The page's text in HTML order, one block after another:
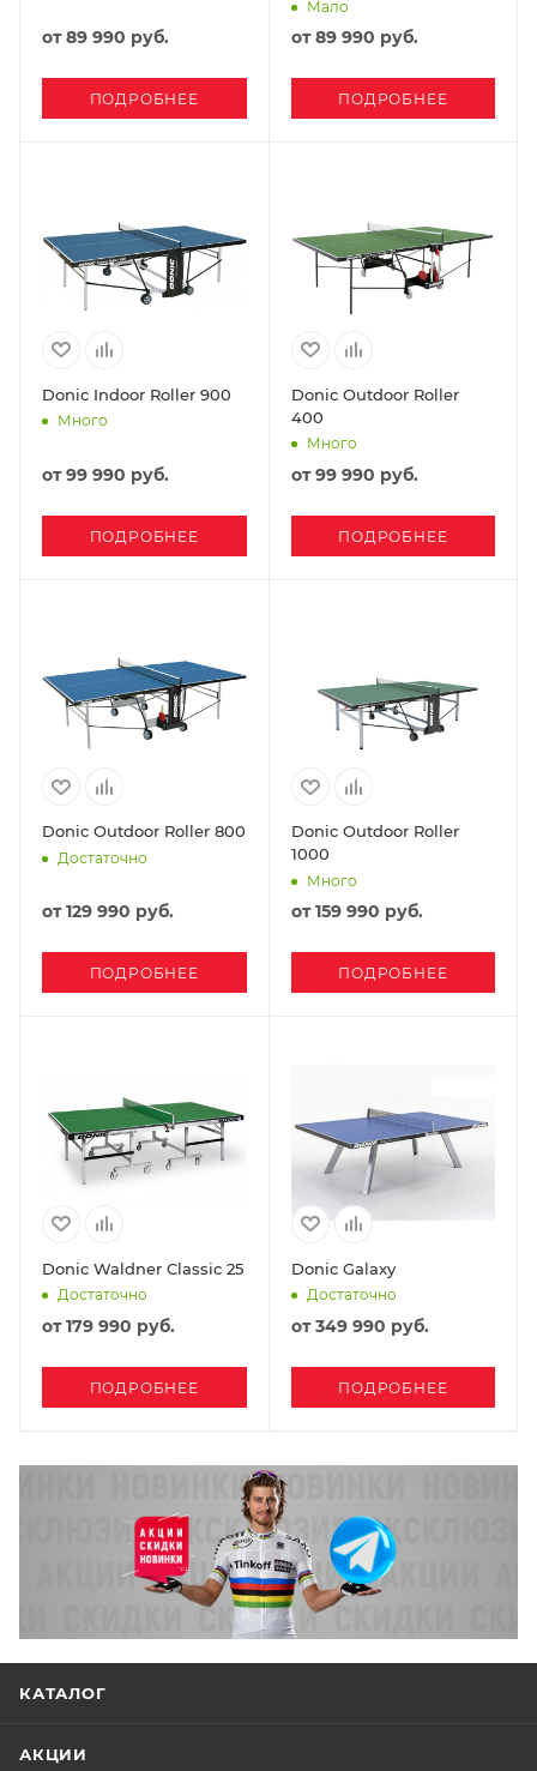
от89 990 руб.
ПОДРОБНЕЕ
Мало
от89 990 руб.
ПОДРОБНЕЕ
Donic Indoor Roller 900
Много
от99 990 руб.
ПОДРОБНЕЕ
Donic Outdoor Roller
400
Много
от99 990 руб.
ПОДРОБНЕЕ
Donic Outdoor Roller 800
Достаточно
от129 990 руб.
ПОДРОБНЕЕ
Donic Outdoor Roller
1000
Много
от159 990 руб.
ПОДРОБНЕЕ
Donic Waldner Classic 25
Достаточно
от179 990 руб.
ПОДРОБНЕЕ
Donic Galaxy
Достаточно
от349 990 руб.
ПОДРОБНЕЕ
КАТАЛОГ
АКЦИИ